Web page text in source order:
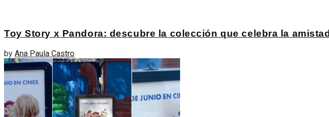
Toy Story x Pandora: descubre la colección que celebra la amistad
by Ana Paula Castro